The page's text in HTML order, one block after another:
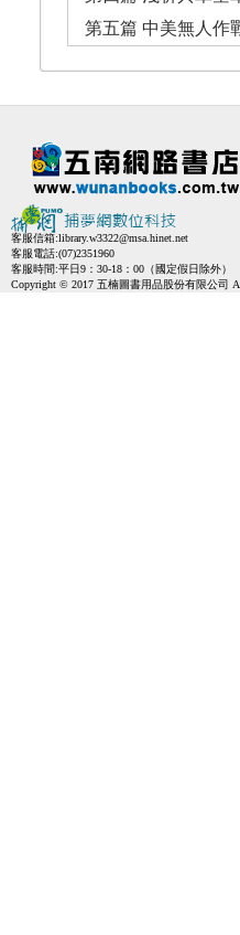
第五篇 中美無人作
客服信箱:library.w3322@msa.hinet.net
客服電話:(07)2351960
客服時間:平日9：30-18：00（國定假日除外）
Copyright © 2017 五楠圖書用品股份有限公司